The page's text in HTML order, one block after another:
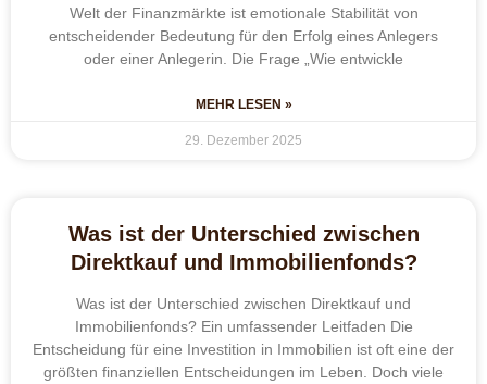
Welt der Finanzmärkte ist emotionale Stabilität von
entscheidender Bedeutung für den Erfolg eines Anlegers
oder einer Anlegerin. Die Frage „Wie entwickle
MEHR LESEN »
29. Dezember 2025
Was ist der Unterschied zwischen
Direktkauf und Immobilienfonds?
Was ist der Unterschied zwischen Direktkauf und
Immobilienfonds? Ein umfassender Leitfaden Die
Entscheidung für eine Investition in Immobilien ist oft eine der
größten finanziellen Entscheidungen im Leben. Doch viele